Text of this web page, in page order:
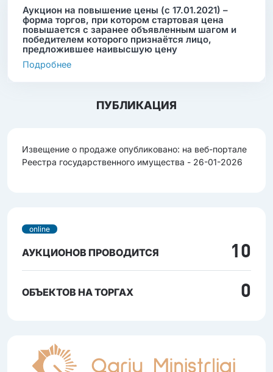
Аукцион на повышение цены (с 17.01.2021) –
форма торгов, при котором стартовая цена
повышается с заранее объявленным шагом и
победителем которого признаётся лицо,
предложившее наивысшую цену
Подробнее
ПУБЛИКАЦИЯ
Извещение о продаже опубликовано: на веб-портале
Реестра государственного имущества - 26-01-2026
online
АУКЦИОНОВ ПРОВОДИТСЯ 10
ОБЪЕКТОВ НА ТОРГАХ 0